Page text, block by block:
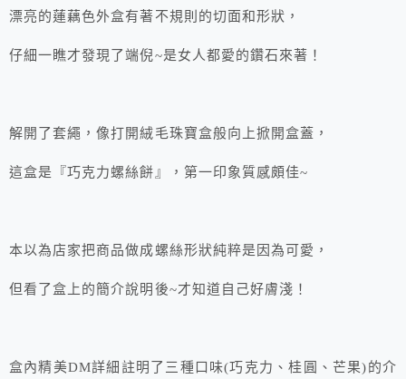
漂亮的蓮藕色外盒有著不規則的切面和形狀，
仔細一瞧才發現了端倪~是女人都愛的鑽石來著！
解開了套繩，像打開絨毛珠寶盒般向上掀開盒蓋，
這盒是『巧克力螺絲餅』，第一印象質感頗佳~
本以為店家把商品做成螺絲形狀純粹是因為可愛，
但看了盒上的簡介說明後~才知道自己好膚淺！
盒內精美DM詳細註明了三種口味(巧克力、桂圓、芒果)的介